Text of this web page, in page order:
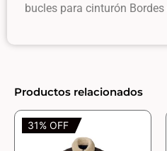
bucles para cinturón
Productos relacionados
31% OFF